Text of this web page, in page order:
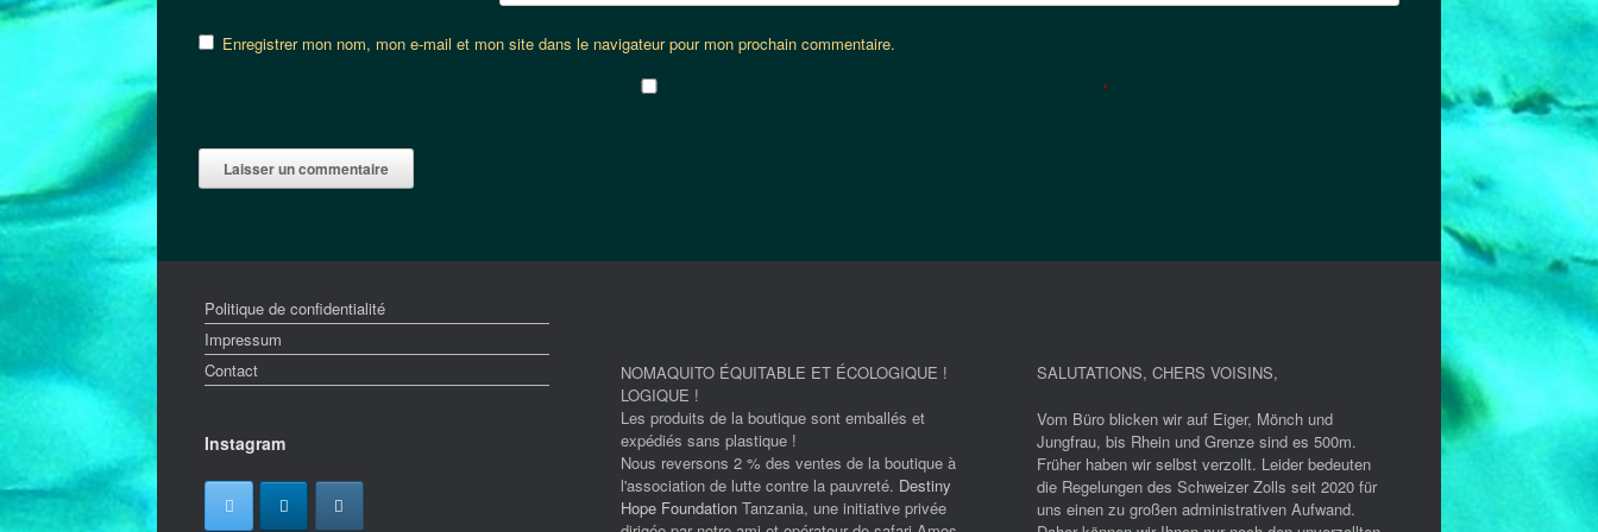
Enregistrer mon nom, mon e-mail et mon site dans le navigateur pour mon prochain commentaire.
*
Politique de confidentialité
Impressum
Contact
Instagram
NOMAQUITO ÉQUITABLE ET ÉCOLOGIQUE !
LOGIQUE !
Les produits de la boutique sont emballés et
expédiés sans plastique !
Nous reversons 2 % des ventes de la boutique à
l'association de lutte contre la pauvreté. Destiny
Hope Foundation Tanzania, une initiative privée
SALUTATIONS, CHERS VOISINS,
Vom Büro blicken wir auf Eiger, Mönch und
Jungfrau, bis Rhein und Grenze sind es 500m.
Früher haben wir selbst verzollt. Leider bedeuten
die Regelungen des Schweizer Zolls seit 2020 für
uns einen zu großen administrativen Aufwand.